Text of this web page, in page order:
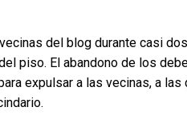
del blog durante casi
piso. El abandono de los
expulsar a las vecinas, a